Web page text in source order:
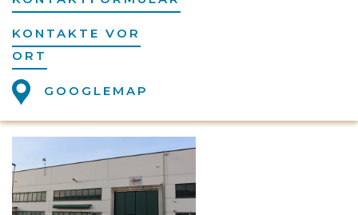
KONTAKTE VOR
ORT
GOOGLEMAP